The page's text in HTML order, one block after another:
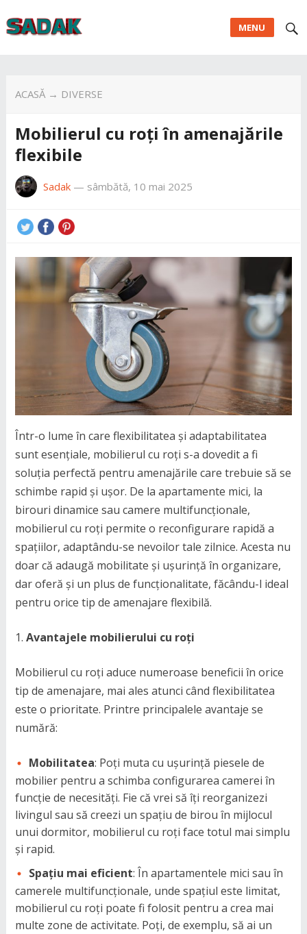
MENU
ACASĂ→ DIVERSE
Mobilierul cu roți în amenajările
flexibile
Sadak— sâmbătă, 10 mai 2025
Într-o lume în care flexibilitatea și adaptabilitatea
sunt esențiale, mobilierul cu roți s-a dovedit a fi
soluția perfectă pentru amenajările care trebuie să se
schimbe rapid și ușor. De la apartamente mici, la
birouri dinamice sau camere multifuncționale,
mobilierul cu roți permite o reconfigurare rapidă a
spațiilor, adaptându-se nevoilor tale zilnice. Acesta nu
doar că adaugă mobilitate și ușurință în organizare,
dar oferă și un plus de funcționalitate, făcându-l ideal
pentru orice tip de amenajare flexibilă.
Avantajele mobilierului cu roți
Mobilierul cu roți aduce numeroase beneficii în orice
tip de amenajare, mai ales atunci când flexibilitatea
este o prioritate. Printre principalele avantaje se
numără:
Mobilitatea: Poți muta cu ușurință piesele de
mobilier pentru a schimba configurarea camerei în
funcție de necesități. Fie că vrei să îți reorganizezi
livingul sau să creezi un spațiu de birou în mijlocul
unui dormitor, mobilierul cu roți face totul mai simplu
și rapid.
Spațiu mai eficient: În apartamentele mici sau în
camerele multifuncționale, unde spațiul este limitat,
mobilierul cu roți poate fi folosit pentru a crea mai
multe zone de activitate. Poți, de exemplu, să ai un